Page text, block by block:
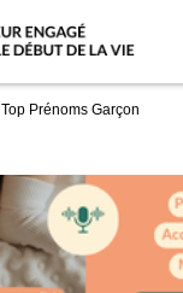
Top Prénoms Garçon